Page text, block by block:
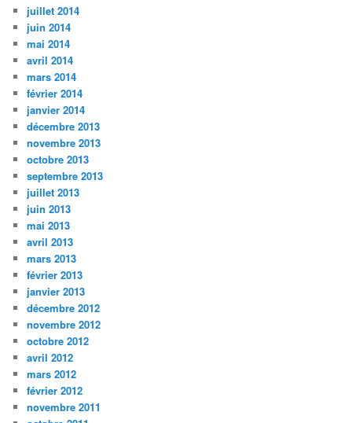
juillet 2014
juin 2014
mai 2014
avril 2014
mars 2014
février 2014
janvier 2014
décembre 2013
novembre 2013
octobre 2013
septembre 2013
juillet 2013
juin 2013
mai 2013
avril 2013
mars 2013
février 2013
janvier 2013
décembre 2012
novembre 2012
octobre 2012
avril 2012
mars 2012
février 2012
novembre 2011